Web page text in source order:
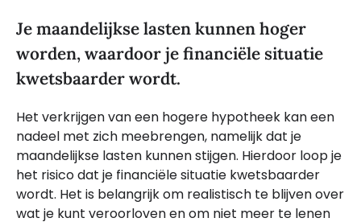
Je maandelijkse lasten kunnen hoger
worden, waardoor je financiële situatie
kwetsbaarder wordt.
Het verkrijgen van een hogere hypotheek kan een
nadeel met zich meebrengen, namelijk dat je
maandelijkse lasten kunnen stijgen. Hierdoor loop je
het risico dat je financiële situatie kwetsbaarder
wordt. Het is belangrijk om realistisch te blijven over
wat je kunt veroorloven en om niet meer te lenen